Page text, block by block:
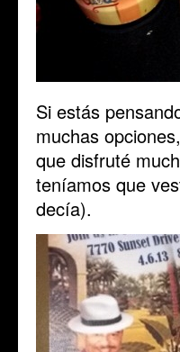
Si estás
muchas
que disfruté
teníamos que
decía).